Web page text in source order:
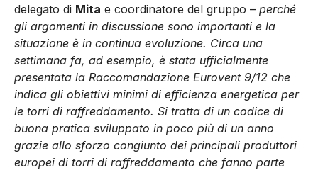
delegato di Mita e coordinatore del gruppo – perché
gli argomenti in discussione sono importanti e la
situazione è in continua evoluzione. Circa una
settimana fa, ad esempio, è stata ufficialmente
presentata la Raccomandazione Eurovent 9/12 che
indica gli obiettivi minimi di efficienza energetica per
le torri di raffreddamento. Si tratta di un codice di
buona pratica sviluppato in poco più di un anno
grazie allo sforzo congiunto dei principali produttori
europei di torri di raffreddamento che fanno parte